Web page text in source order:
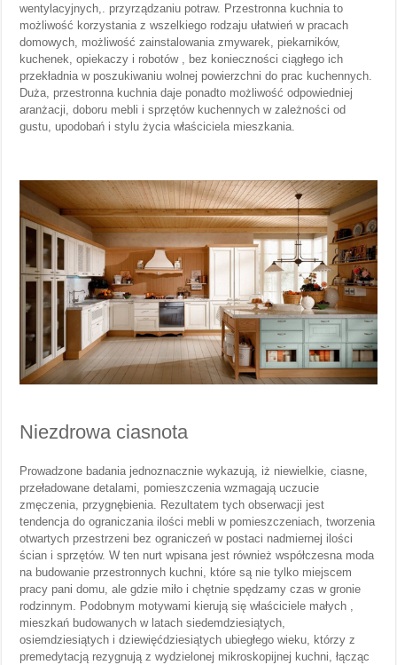
wentylacyjnych,. przyrządzaniu potraw. Przestronna kuchnia to
możliwość korzystania z wszelkiego rodzaju ułatwień w pracach
domowych, możliwość zainstalowania zmywarek, piekarników,
kuchenek, opiekaczy i robotów , bez konieczności ciągłego ich
przekładnia w poszukiwaniu wolnej powierzchni do prac kuchennych.
Duża, przestronna kuchnia daje ponadto możliwość odpowiedniej
aranżacji, doboru mebli i sprzętów kuchennych w zależności od
gustu, upodobań i stylu życia właściciela mieszkania.
Niezdrowa ciasnota
Prowadzone badania jednoznacznie wykazują, iż niewielkie, ciasne,
przeładowane detalami, pomieszczenia wzmagają uczucie
zmęczenia, przygnębienia. Rezultatem tych obserwacji jest
tendencja do ograniczania ilości mebli w pomieszczeniach, tworzenia
otwartych przestrzeni bez ograniczeń w postaci nadmiernej ilości
ścian i sprzętów. W ten nurt wpisana jest również współczesna moda
na budowanie przestronnych kuchni, które są nie tylko miejscem
pracy pani domu, ale gdzie miło i chętnie spędzamy czas w gronie
rodzinnym. Podobnym motywami kierują się właściciele małych ,
mieszkań budowanych w latach siedemdziesiątych,
osiemdziesiątych i dziewięćdziesiątych ubiegłego wieku, którzy z
premedytacją rezygnują z wydzielonej mikroskopijnej kuchni, łącząc